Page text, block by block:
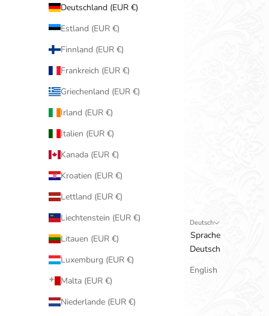
Deutschland (EUR €)
Estland (EUR €)
Finnland (EUR €)
Frankreich (EUR €)
Griechenland (EUR €)
Irland (EUR €)
Italien (EUR €)
Kanada (EUR €)
Kroatien (EUR €)
Lettland (EUR €)
Liechtenstein (EUR €)
Litauen (EUR €)
Luxemburg (EUR €)
Malta (EUR €)
Niederlande (EUR €)
Deutsch
Sprache
Deutsch
English